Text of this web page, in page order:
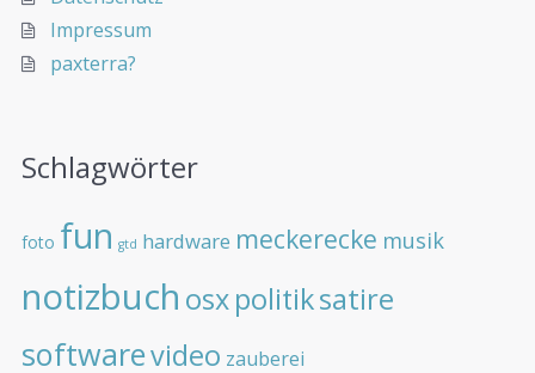
Impressum
paxterra?
Schlagwörter
foto fun gtd hardware meckerecke musik
notizbuch osxpolitiksatire
softwarevideo zauberei